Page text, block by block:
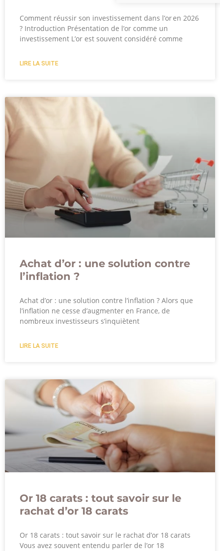
Comment réussir son investissement dans l’or en 2026
? Introduction Présentation de l’or comme un
investissement L’or est souvent considéré comme
LIRE LA SUITE
Achat d’or : une solution contre
l’inflation ?
Achat d’or : une solution contre l’inflation ? Alors que
l’inflation ne cesse d’augmenter en France, de
nombreux investisseurs s’inquiètent
LIRE LA SUITE
Or 18 carats : tout savoir sur le
rachat d’or 18 carats
Or 18 carats : tout savoir sur le rachat d’or 18 carats
Vous avez souvent entendu parler de l’or 18